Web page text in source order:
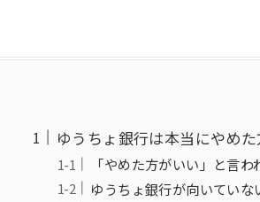
ゆうちょ銀行は本当にやめ
「やめた方がいい」と言
ゆうちょ銀行が向いていな